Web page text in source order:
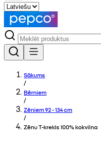
Sākums
/
Bērniem
/
Zēniem 92 - 134 cm
/
Zēnu T-krekls 100% kokvilna